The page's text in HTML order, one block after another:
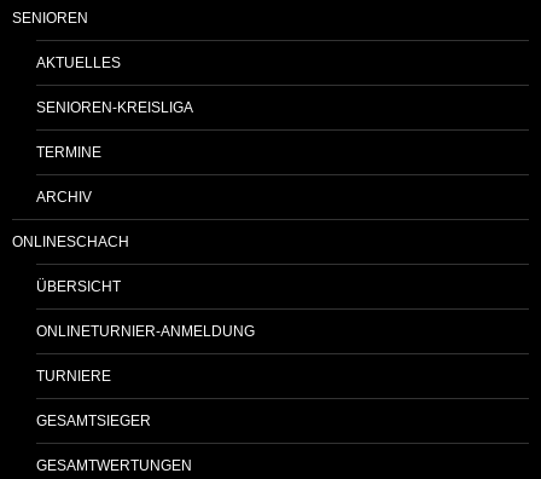
SENIOREN
AKTUELLES
SENIOREN-KREISLIGA
TERMINE
ARCHIV
ONLINESCHACH
ÜBERSICHT
ONLINETURNIER-ANMELDUNG
TURNIERE
GESAMTSIEGER
GESAMTWERTUNGEN